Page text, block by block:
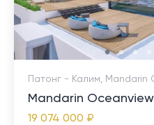
Патонг - Калим, Mandarin
Mandarin
19 074 000 ₽